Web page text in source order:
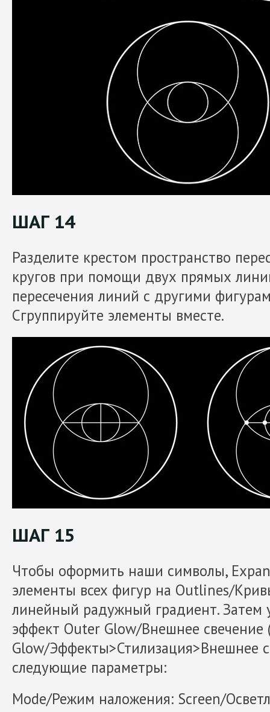
ШАГ 14
Разделите крестом пространство
кругов при помощи двух прямых
пересечения линий с другими
Сгруппируйте элементы вместе.
ШАГ 15
Чтобы оформить наши символы,
элементы всех фигур на Outlines/
линейный радужный градиент. Затем
эффект Outer Glow/Внешнее
Glow/Эффекты>Стилизация>Внешнее
следующие параметры:
Mode/Режим наложения: Screen/